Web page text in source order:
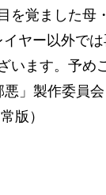
を覚ました
ヤー以外で
います。予
」製作委員
版）